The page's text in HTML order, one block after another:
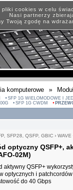
cookies w celu
Nasi partnerzy
Twoją zgodę na
komputerowe »
SFP 1G WIELOMODOWE I
SFP 1G CWDM
SFP28, QSFP, GBIC › WAVE
optyczny QSFP+,
02M)
aktywny QSFP+
optycznych i patchcordów
do 40 Gbps